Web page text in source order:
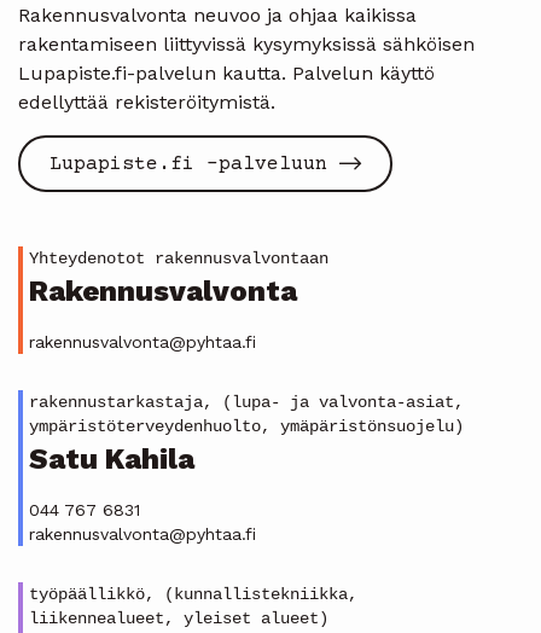
Rakennusvalvonta neuvoo ja ohjaa kaikissa
rakentamiseen liittyvissä kysymyksissä sähköisen
Lupapiste.fi-palvelun kautta. Palvelun käyttö
edellyttää rekisteröitymistä.
Lupapiste.fi -palveluun
Yhteydenotot rakennusvalvontaan
Rakennusvalvonta
rakennusvalvonta@pyhtaa.fi
rakennustarkastaja, (lupa- ja valvonta-asiat,
ympäristöterveydenhuolto, ymäpäristönsuojelu)
Satu Kahila
044 767 6831
rakennusvalvonta@pyhtaa.fi
työpäällikkö, (kunnallistekniikka,
liikennealueet, yleiset alueet)